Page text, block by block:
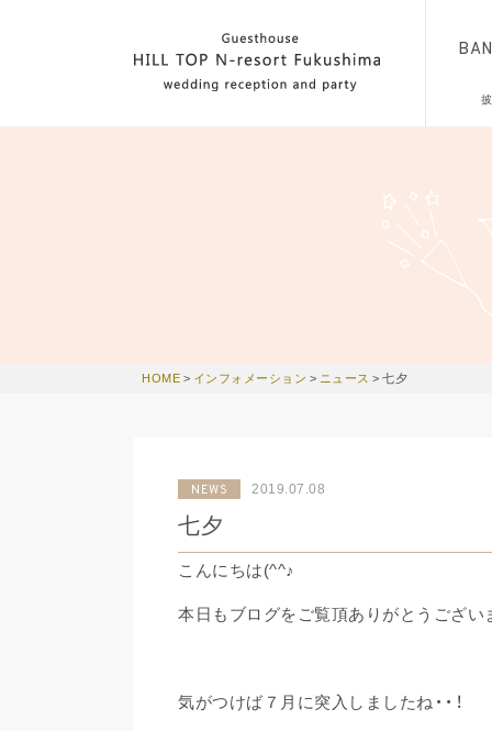
HOME> インフォメーション > ニュース >七夕
NEWS 2019.07.08
七夕
こんにちは(^^♪
本日もブログをご覧頂ありがとうござい
気がつけば７月に突入しましたね・・！